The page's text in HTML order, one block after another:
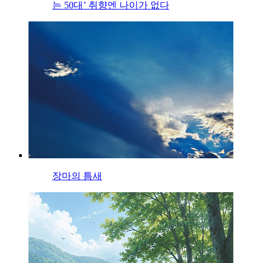
는 50대’ 취향엔 나이가 없다
장마의 틈새